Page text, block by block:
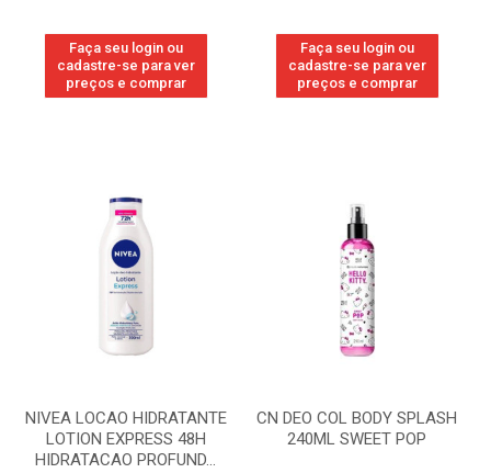
Faça seu login ou
cadastre-se para ver
preços e comprar
Faça seu login ou
cadastre-se para ver
preços e comprar
NIVEA LOCAO HIDRATANTE
LOTION EXPRESS 48H
HIDRATACAO PROFUND...
CN DEO COL BODY SPLASH
240ML SWEET POP